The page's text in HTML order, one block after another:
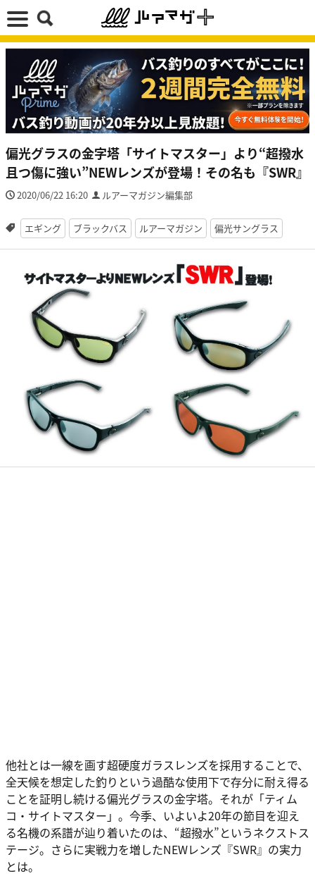
偏光グラスの金字塔「サイトマスター」より“超撥水
且つ傷に強い”NEWレンズが登場！その名も『SWR』
2020/06/22 16:20 ルアーマガジン編集部
エギング ブラックバス ルアーマガジン 偏光サングラス
他社とは一線を画す超硬度ガラスレンズを採用することで、
全天候を想定した釣りという過酷な使用下で存分に耐え得る
ことを証明し続ける偏光グラスの金字塔。それが「ティム
コ・サイトマスター」。今季、いよいよ20年の節目を迎え
る名機の系譜が辿り着いたのは、“超撥水”というネクストス
テージ。さらに実戦力を増したNEWレンズ『SWR』の実力
とは。